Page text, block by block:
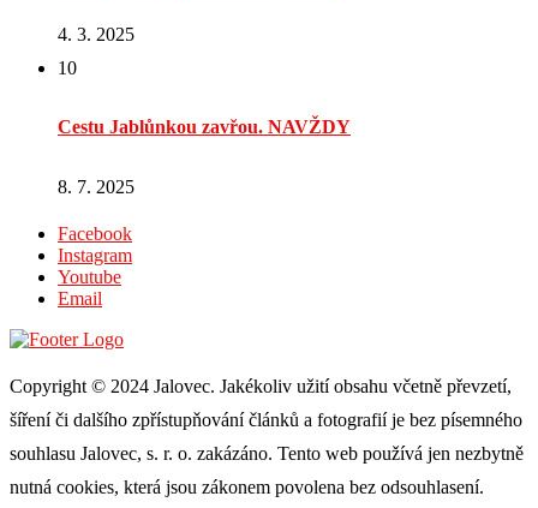
4. 3. 2025
10
Cestu Jablůnkou zavřou. NAVŽDY
8. 7. 2025
Facebook
Instagram
Youtube
Email
Copyright © 2024 Jalovec. Jakékoliv užití obsahu včetně převzetí,
šíření či dalšího zpřístupňování článků a fotografií je bez písemného
souhlasu Jalovec, s. r. o. zakázáno. Tento web používá jen nezbytně
nutná cookies, která jsou zákonem povolena bez odsouhlasení.